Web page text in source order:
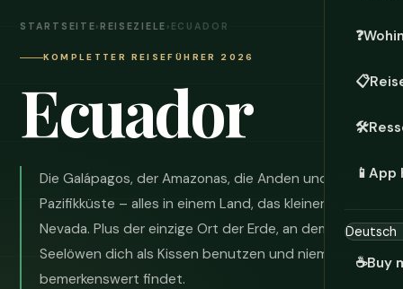
❓
📋
🛠️
📱 App
☕Buy
STARTSEITE›REISEZIELE › ECUADOR
KOMPLETTER REISEFÜHRER 2026
Ecuador
Die Galápagos, der Amazonas, die Anden und die
Pazifikküste – alles in einem Land, das kleiner ist als
Nevada. Plus der einzige Ort der Erde, an dem
Seelöwen dich als Kissen benutzen und niemand das
bemerkenswert findet.